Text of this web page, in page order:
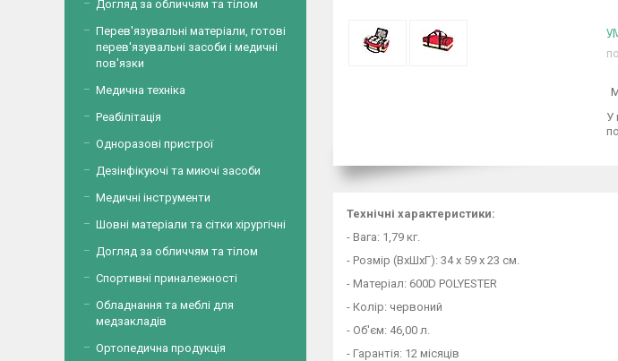
У
Технічні характеристики:
- Вага: 1,79 кг.
- Розмір (ВxШxГ): 34 х 59 х 23 см.
- Матеріал: 600D POLYESTER
- Колір: червоний
- Об'єм: 46,00 л.
- Гарантія: 12 місяців
Догляд за обличчям та тілом
Перев'язувальні матеріали, готові
перев'язувальні засоби і медичні
пов'язки
Медична техніка
Реабілітація
Одноразові пристрої
Дезінфікуючі та миючі засоби
Медичні інструменти
Шовні матеріали та сітки хірургічні
Догляд за обличчям та тілом
Спортивні приналежності
Обладнання та меблі для
медзакладів
Ортопедична продукція